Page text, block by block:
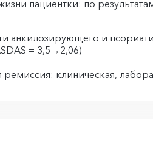
пациентки: по
анкилозирующего и
= 3,5→2,06)
ремиссия: клиническая,